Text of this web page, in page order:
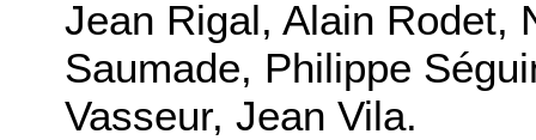
Jean Rigal, Alain Rodet,
Saumade, Philippe
Vasseur, Jean Vila.